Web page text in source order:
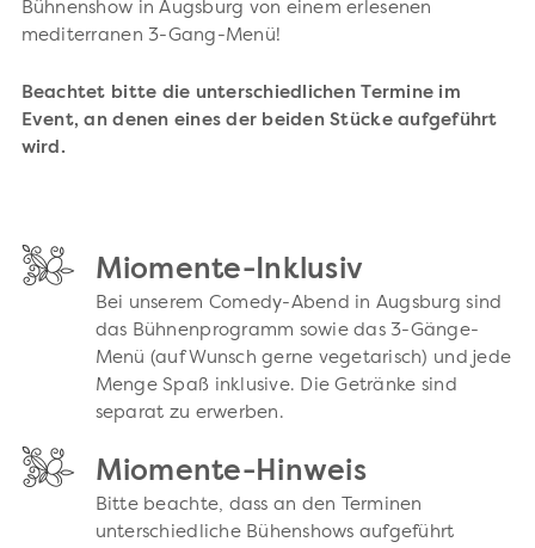
Bühnenshow in Augsburg von einem erlesenen
mediterranen 3-Gang-Menü!
Beachtet bitte die unterschiedlichen Termine im
Event, an denen eines der beiden Stücke aufgeführt
wird.
Miomente-Inklusiv
Bei unserem Comedy-Abend in Augsburg sind
das Bühnenprogramm sowie das 3-Gänge-
Menü (auf Wunsch gerne vegetarisch) und jede
Menge Spaß inklusive. Die Getränke sind
separat zu erwerben.
Miomente-Hinweis
Bitte beachte, dass an den Terminen
unterschiedliche Bühenshows aufgeführt